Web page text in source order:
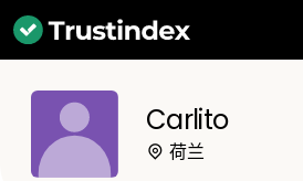
Carlito
荷兰